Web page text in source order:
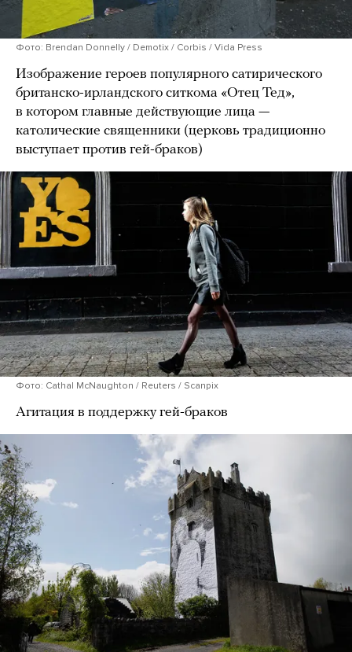
Фото: Brendan Donnelly / Demotix / Corbis / Vida Press
Изображение героев популярного сатирического
британско-ирландского ситкома «Отец Тед»,
в котором главные действующие лица —
католические священники (церковь традиционно
выступает против гей-браков)
Фото: Cathal McNaughton / Reuters / Scanpix
Агитация в поддержку гей-браков